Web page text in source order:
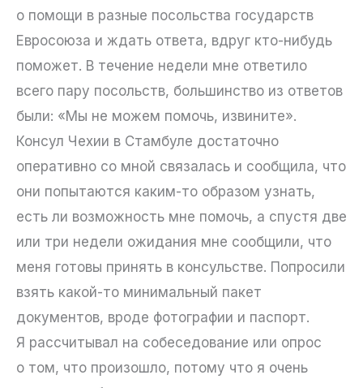
о помощи в разные посольства государств
Евросоюза и ждать ответа, вдруг кто-нибудь
поможет. В течение недели мне ответило
всего пару посольств, большинство из ответов
были: «Мы не можем помочь, извините».
Консул Чехии в Стамбуле достаточно
оперативно со мной связалась и сообщила, что
они попытаются каким-то образом узнать,
есть ли возможность мне помочь, а спустя две
или три недели ожидания мне сообщили, что
меня готовы принять в консульстве. Попросили
взять какой-то минимальный пакет
документов, вроде фотографии и паспорт.
Я рассчитывал на собеседование или опрос
о том, что произошло, потому что я очень